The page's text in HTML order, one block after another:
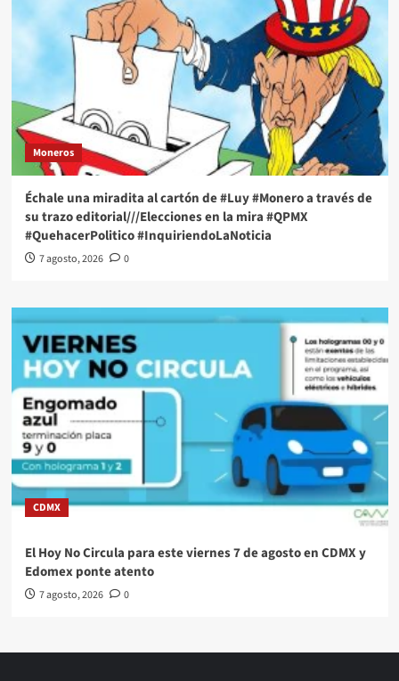
Moneros
Échale una miradita al cartón de #Luy #Monero a través de
su trazo editorial///Elecciones en la mira #QPMX
#QuehacerPolitico #InquiriendoLaNoticia
7 agosto, 2026 0
CDMX
El Hoy No Circula para este viernes 7 de agosto en CDMX y
Edomex ponte atento
7 agosto, 2026 0